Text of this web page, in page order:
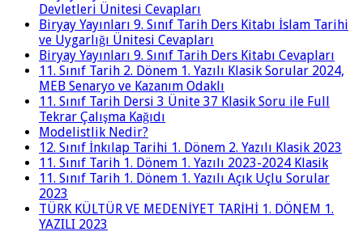
Devletleri Ünitesi Cevapları
Biryay Yayınları 9. Sınıf Tarih Ders Kitabı İslam Tarihi
ve Uygarlığı Ünitesi Cevapları
Biryay Yayınları 9. Sınıf Tarih Ders Kitabı Cevapları
11. Sınıf Tarih 2. Dönem 1. Yazılı Klasik Sorular 2024,
MEB Senaryo ve Kazanım Odaklı
11. Sınıf Tarih Dersi 3 Ünite 37 Klasik Soru ile Full
Tekrar Çalışma Kağıdı
Modelistlik Nedir?
12. Sınıf İnkılap Tarihi 1. Dönem 2. Yazılı Klasik 2023
11. Sınıf Tarih 1. Dönem 1. Yazılı 2023-2024 Klasik
11. Sınıf Tarih 1. Dönem 1. Yazılı Açık Uçlu Sorular
2023
TÜRK KÜLTÜR VE MEDENİYET TARİHİ 1. DÖNEM 1.
YAZILI 2023